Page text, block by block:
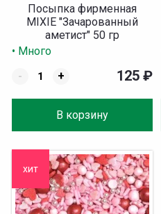
Посыпка фирменная
MIXIE "Зачарованный
аметист" 50 гр
• Много
-
+
В корзину
125 ₽
хит